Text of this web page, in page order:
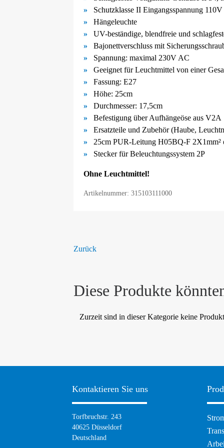
Schutzklasse II Eingangsspannung
Hängeleuchte
UV-beständige, blendfreie und
Bajonettverschluss mit
Spannung: maximal 230V AC
Geeignet für Leuchtmittel von einer
Fassung: E27
Höhe: 25cm
Durchmesser: 17,5cm
Befestigung über Aufhängeöse aus V2A
Ersatzteile und Zubehör (Haube,
25cm PUR-Leitung H05BQ-F 2X1mm²
Stecker für Beleuchtungssystem 2P
Ohne Leuchtmittel!
Artikelnummer: 315103111000
Zurück
Diese Produkte
Zurzeit sind in dieser Kategorie keine
Kontaktieren Sie uns
Torfbruchstr. 243
40625 Düsseldorf
Deutschland